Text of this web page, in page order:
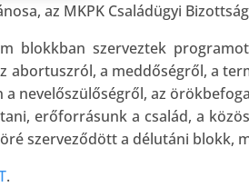
az MKPK Családügyi
blokkban szerveztek
abortuszról, a meddőségről, a
a nevelőszülőségről, az
erőforrásunk a család, a
szerveződött a délutáni
.